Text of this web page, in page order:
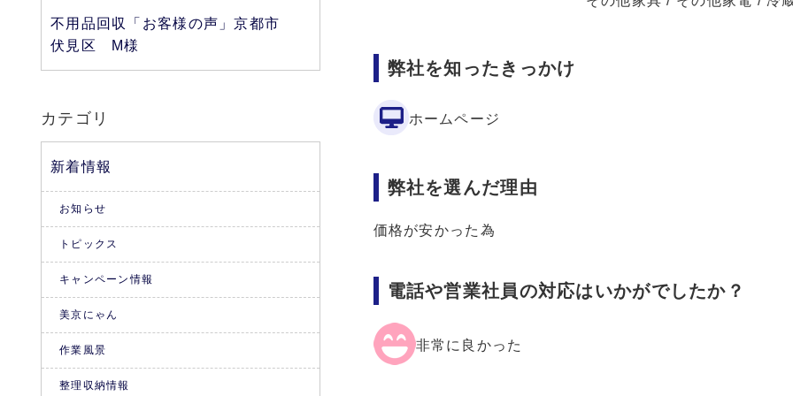
弊社を知ったきっかけ
ホームページ
弊社を選んだ理由
価格が安かった為
電話や営業社員の対応はいかがでしたか？
非常に良かった
不用品回収「お客様の声」京都市
伏見区 M様
カテゴリ
新着情報
お知らせ
トピックス
キャンペーン情報
美京にゃん
作業風景
整理収納情報